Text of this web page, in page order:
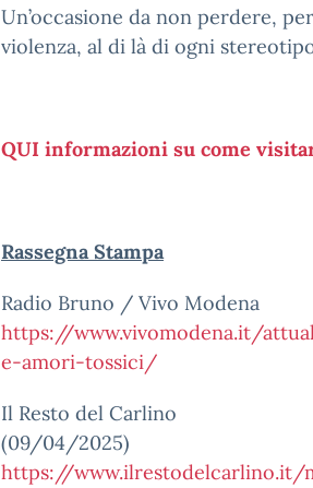
Un’occasione da non perdere,
violenza, al di là di ogni
QUI informazioni su come
Rassegna Stampa
Radio Bruno / Vivo Modena
https://www.vivomodena.it/
e-amori-tossici/
Il Resto del Carlino
(09/04/2025)
https://